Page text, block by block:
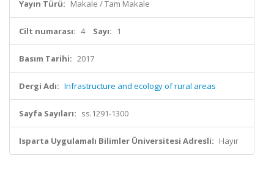
Yayın Türü: Makale / Tam Makale
Cilt numarası: 4 Sayı: 1
Basım Tarihi: 2017
Dergi Adı: Infrastructure and ecology of rural areas
Sayfa Sayıları: ss.1291-1300
Isparta Uygulamalı Bilimler Üniversitesi Adresli: Hayır